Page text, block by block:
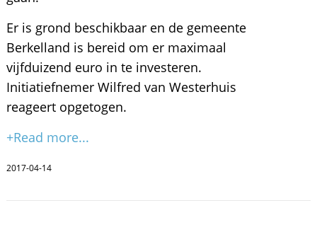
Er is grond beschikbaar en de gemeente
Berkelland is bereid om er maximaal
vijfduizend euro in te investeren.
Initiatiefnemer Wilfred van Westerhuis
reageert opgetogen.
+Read more...
2017-04-14